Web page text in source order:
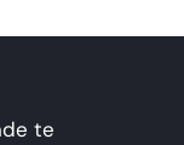
te